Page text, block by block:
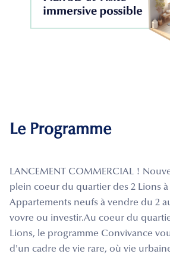
Le Programme
LANCEMENT COMMERCIAL !
plein coeur du quartier des 2 Lions à
Appartements neufs à vendre du 2
vovre ou investir.Au coeur du
Lions, le programme Convivance
d'un cadre de vie rare, où vie